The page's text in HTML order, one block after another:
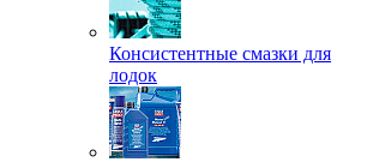
Консистентные смазки для
лодок